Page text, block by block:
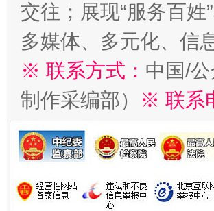
交往；展现“服务百
多媒体、多元化、信
※ 联系方式： 中国/
制作采编部）
※ 联系